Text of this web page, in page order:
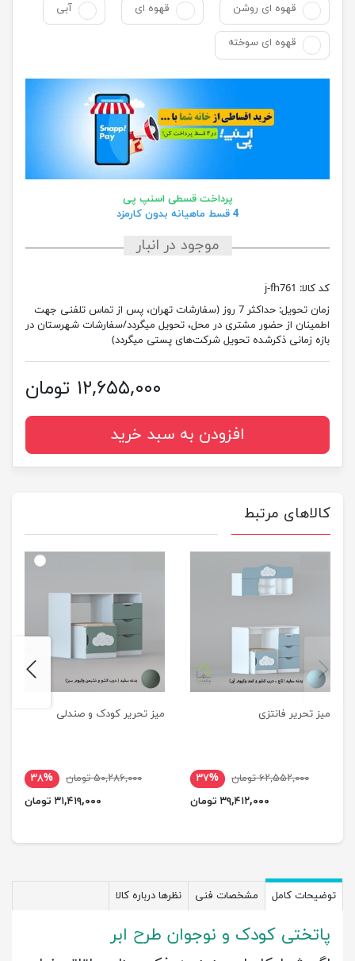
قهوه ای روشن قهوه ای آبی
قهوه ای سوخته
پرداخت قسطی اسنپ پی
4 قسط ماهیانه بدون کارمزد
موجود در انبار
کد کالا: j-fh761
زمان تحویل:
حداکثر 7 روز (سفارشات تهران، پس از تماس تلفنی جهت
اطمینان از حضور مشتری در محل، تحویل میگردد/سفارشات شهرستان در
بازه زمانی ذکرشده تحویل شرکت‌های پستی میگردد)
۱۲,۶۵۵,۰۰۰ تومان
افزودن به سبد خرید
کالاهای مرتبط
میز تحریر فانتزی
۶۲,۵۵۲,۰۰۰ تومان
۳۷%
۳۹,۴۱۲,۰۰۰ تومان
میز تحریر کودک و صندلی
۵۰,۲۸۶,۰۰۰ تومان
۳۸%
۳۱,۴۱۹,۰۰۰ تومان
previus
توضیحات کامل مشخصات فنی نظرها درباره کالا
پاتختی کودک و نوجوان طرح ابر